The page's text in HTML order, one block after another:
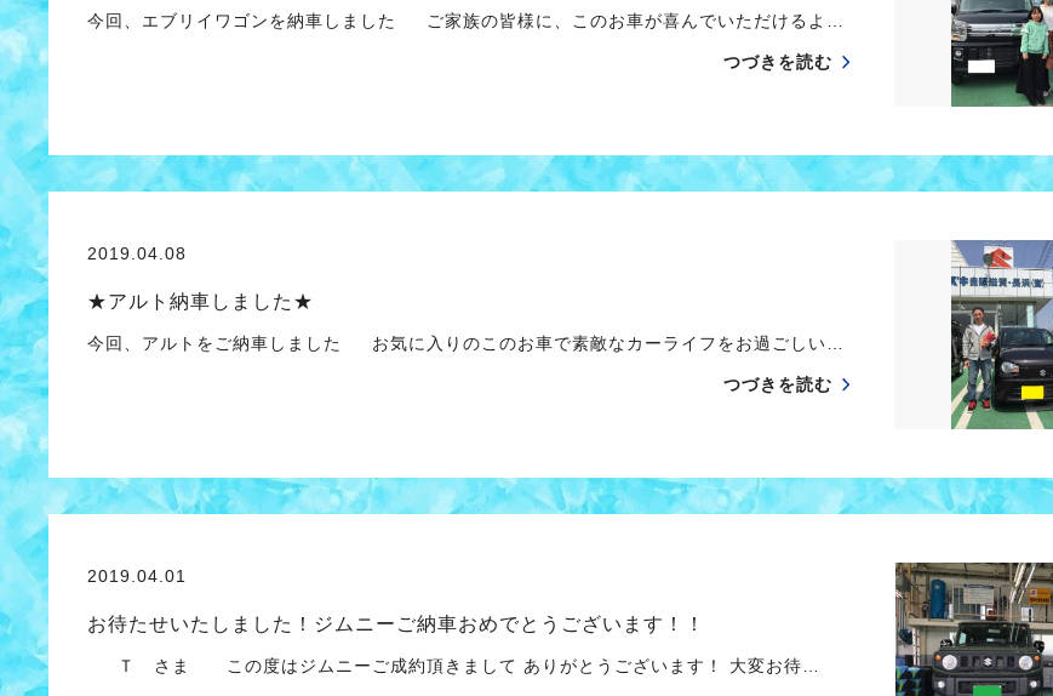
今回、エブリイワゴンを納車しました ご家族の皆様に、このお車が喜んでいただけるよ…
つづきを読む
2019.04.08
★アルト納車しました★
今回、アルトをご納車しました お気に入りのこのお車で素敵なカーライフをお過ごしい…
つづきを読む
2019.04.01
お待たせいたしました！ジムニーご納車おめでとうございます！！
Ｔ さま この度はジムニーご成約頂きまして ありがとうございます！ 大変お待…